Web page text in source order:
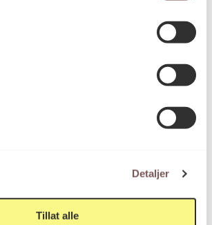
Detaljer
Tillat alle